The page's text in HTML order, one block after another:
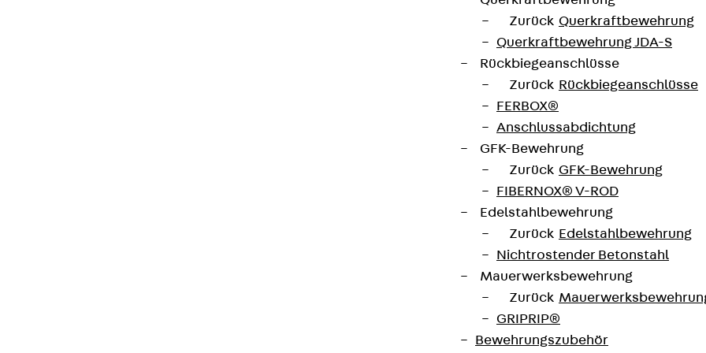
Zurück Querkraftbewehrung
Querkraftbewehrung JDA-S
Rückbiegeanschlüsse
Zurück Rückbiegeanschlüsse
FERBOX®
Anschlussabdichtung
GFK-Bewehrung
Zurück GFK-Bewehrung
FIBERNOX® V-ROD
Edelstahlbewehrung
Zurück Edelstahlbewehrung
Nichtrostender Betonstahl
Mauerwerksbewehrung
Zurück
GRIPRIP®
Bewehrungszubehör